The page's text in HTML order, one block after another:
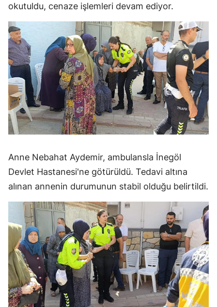
okutuldu, cenaze işlemleri devam ediyor.
Anne Nebahat Aydemir, ambulansla İnegöl
Devlet Hastanesi'ne götürüldü. Tedavi altına
alınan annenin durumunun stabil olduğu belirtildi.